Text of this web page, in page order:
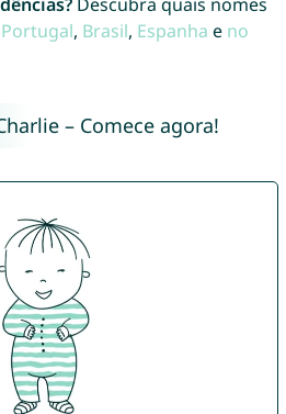
Portugal, Brasil, Espanha e no
– Comece agora!